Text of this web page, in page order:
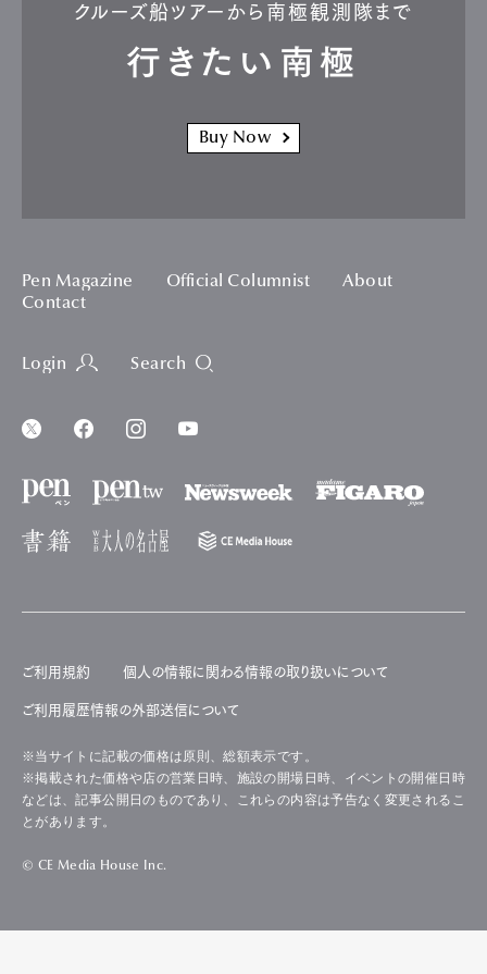
クルーズ船ツアーから南極観測隊まで
行きたい南極
Buy Now
Pen Magazine Official Columnist
About
Contact
Login Search
ご利用規約 個人の情報に関わる情報の取り扱いについて
ご利用履歴情報の外部送信について
※当サイトに記載の価格は原則、総額表示です。
※掲載された価格や店の営業日時、施設の開場日時、イベントの開催日時
などは、記事公開日のものであり、これらの内容は予告なく変更されるこ
とがあります。
© CE Media House Inc.